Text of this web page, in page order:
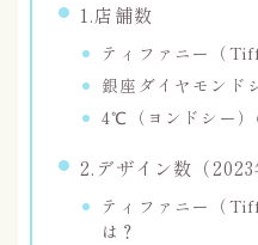
1.店舗数
ティファニー（
銀座ダイヤモンド
4℃（ヨンドシー）
2.デザイン数（2023
ティファニー（
は？